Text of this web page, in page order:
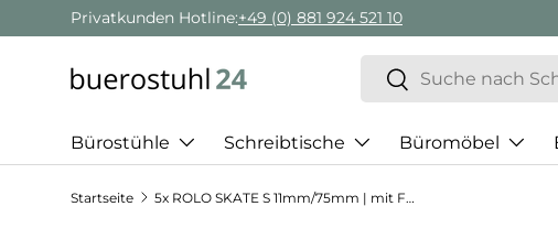
Direkt zum Inhalt
Privatkunden Hotline:+49 (0) 881 924 521 10
Suchen
Suchen
Bürostühle Schreibtische Büromöbel
Startseite 5x ROLO SKATE S 11mm/75mm | mit Feststellbremse | Hartböden - Stuhlrollen